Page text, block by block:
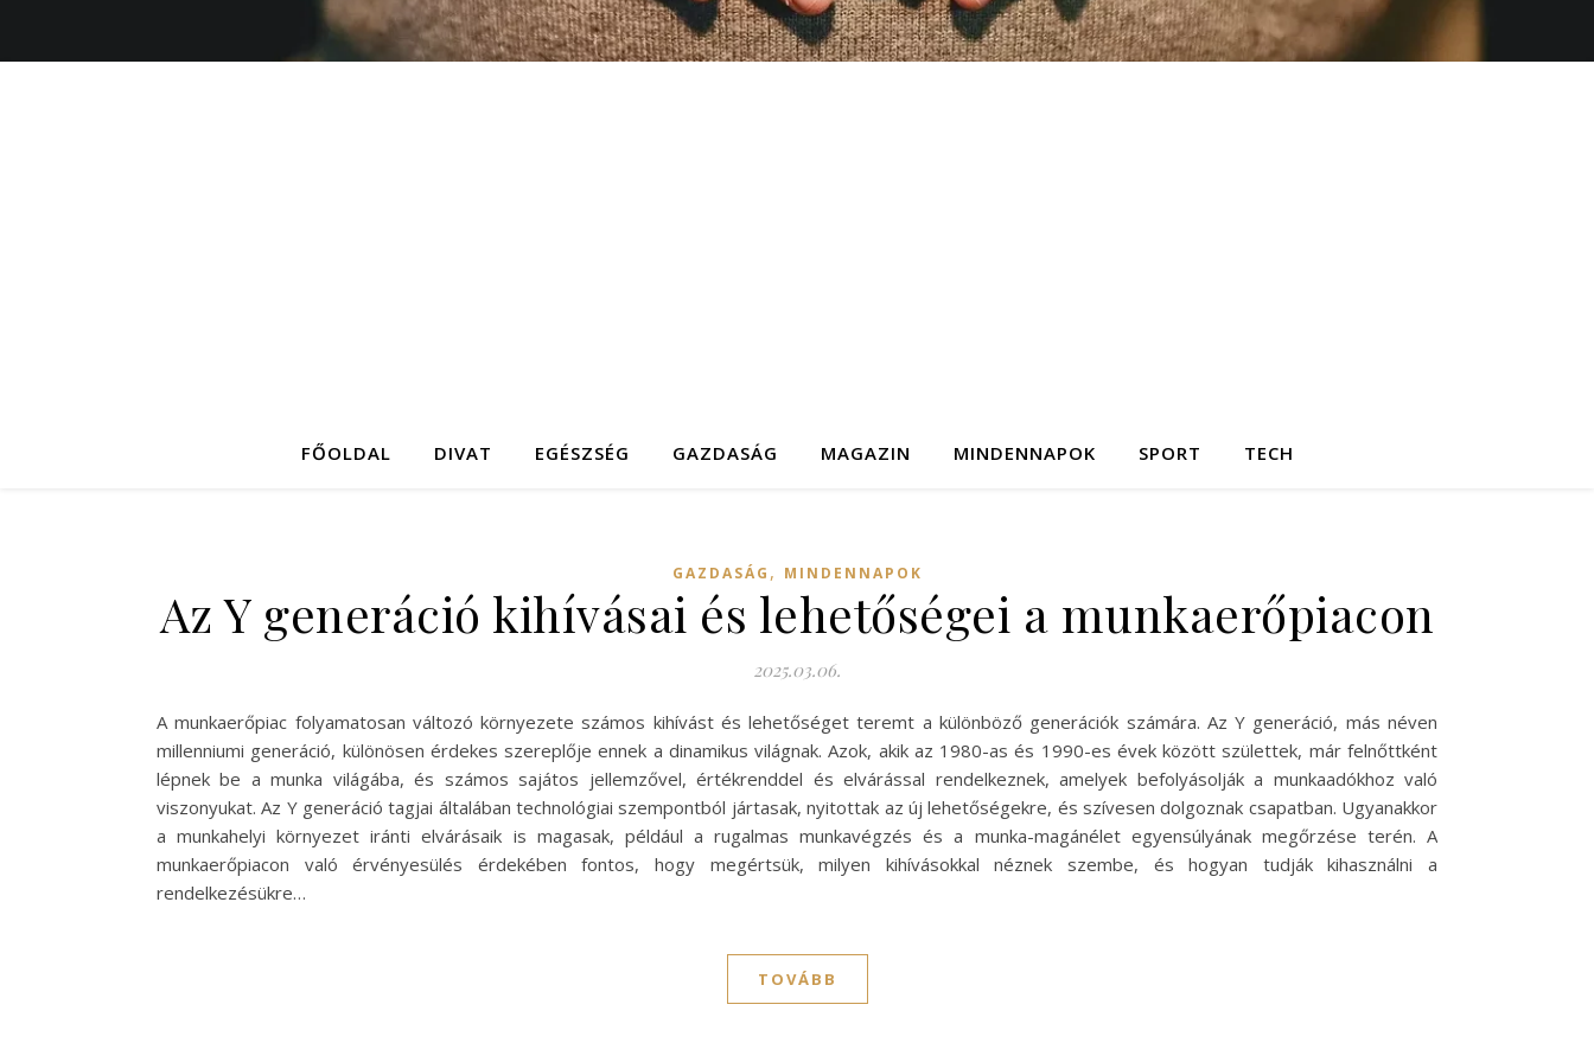
FŐOLDAL DIVAT EGÉSZSÉG GAZDASÁG MAGAZIN MINDENNAPOK SPORT TECH
GAZDASÁG , MINDENNAPOK
Az Y generáció kihívásai és lehetőségei a munkaerőpiacon
2025.03.06.
A munkaerőpiac folyamatosan változó környezete számos kihívást és lehetőséget teremt a különböző generációk számára. Az Y generáció, más néven
millenniumi generáció, különösen érdekes szereplője ennek a dinamikus világnak. Azok, akik az 1980-as és 1990-es évek között születtek, már felnőttként
lépnek be a munka világába, és számos sajátos jellemzővel, értékrenddel és elvárással rendelkeznek, amelyek befolyásolják a munkaadókhoz való
viszonyukat. Az Y generáció tagjai általában technológiai szempontból jártasak, nyitottak az új lehetőségekre, és szívesen dolgoznak csapatban. Ugyanakkor
a munkahelyi környezet iránti elvárásaik is magasak, például a rugalmas munkavégzés és a munka-magánélet egyensúlyának megőrzése terén. A
munkaerőpiacon való érvényesülés érdekében fontos, hogy megértsük, milyen kihívásokkal néznek szembe, és hogyan tudják kihasználni a
rendelkezésükre…
TOVÁBB